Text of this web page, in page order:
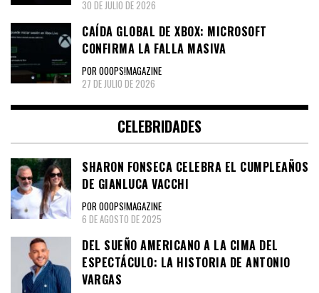
30 DE JULIO DE 2026
CAÍDA GLOBAL DE XBOX: MICROSOFT
CONFIRMA LA FALLA MASIVA
POR OOOPS!MAGAZINE
27 DE JULIO DE 2026
CELEBRIDADES
SHARON FONSECA CELEBRA EL CUMPLEAÑOS
DE GIANLUCA VACCHI
POR OOOPS!MAGAZINE
6 DE AGOSTO DE 2025
DEL SUEÑO AMERICANO A LA CIMA DEL
ESPECTÁCULO: LA HISTORIA DE ANTONIO
VARGAS